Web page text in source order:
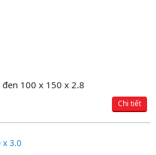
đen 100 x 150 x 2.8
Chi tiết